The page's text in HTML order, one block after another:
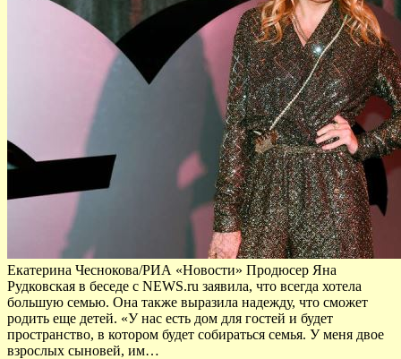
Екатерина Чеснокова/РИА «Новости» Продюсер Яна
Рудковская в беседе с NEWS.ru заявила, что всегда хотела
большую семью. Она также выразила надежду, что сможет
родить еще детей. «У нас есть дом для гостей и будет
пространство, в котором будет собираться семья. У меня двое
взрослых сыновей, им…